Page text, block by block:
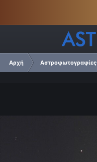
Αρχή Αστροφωτογραφίες